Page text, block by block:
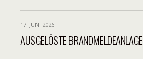
17. JUNI 2026
AUSGELÖSTE BRANDMELDEANLAGE